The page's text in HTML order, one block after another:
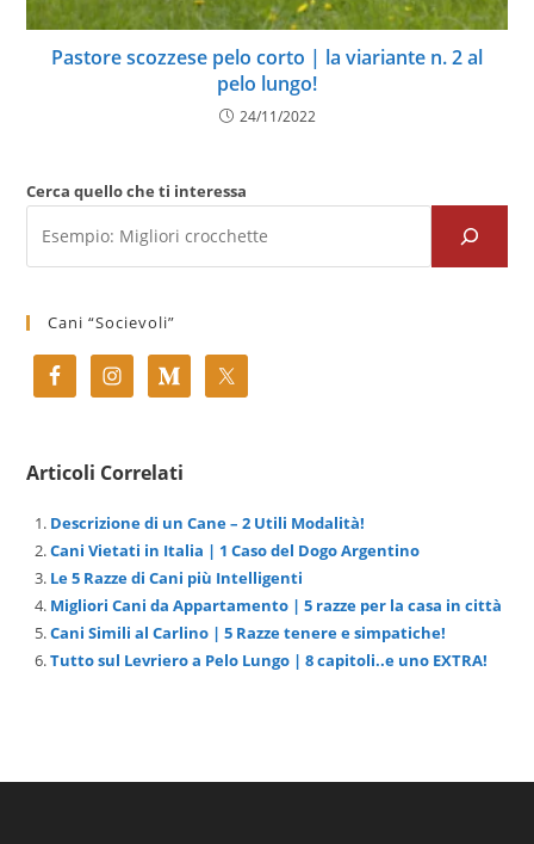
Pastore scozzese pelo corto | la viariante n. 2 al
pelo lungo!
24/11/2022
Cerca quello che ti interessa
Cani “Socievoli”
Articoli Correlati
Descrizione di un Cane – 2 Utili Modalità!
Cani Vietati in Italia | 1 Caso del Dogo Argentino
Le 5 Razze di Cani più Intelligenti
Migliori Cani da Appartamento | 5 razze per la casa in città
Cani Simili al Carlino | 5 Razze tenere e simpatiche!
Tutto sul Levriero a Pelo Lungo | 8 capitoli..e uno EXTRA!